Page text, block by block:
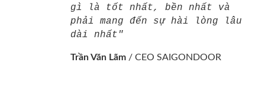
gì là tốt nhất, bền nhất và
phải mang đến sự hài lòng lâu
dài nhất"
Trần Văn Lãm / CEO SAIGONDOOR